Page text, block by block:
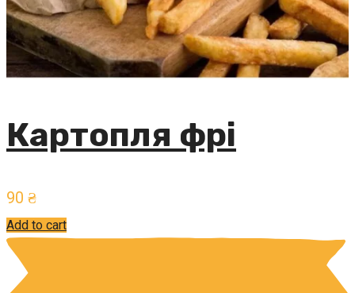
Картопля фрі
90 ₴
Add to cart